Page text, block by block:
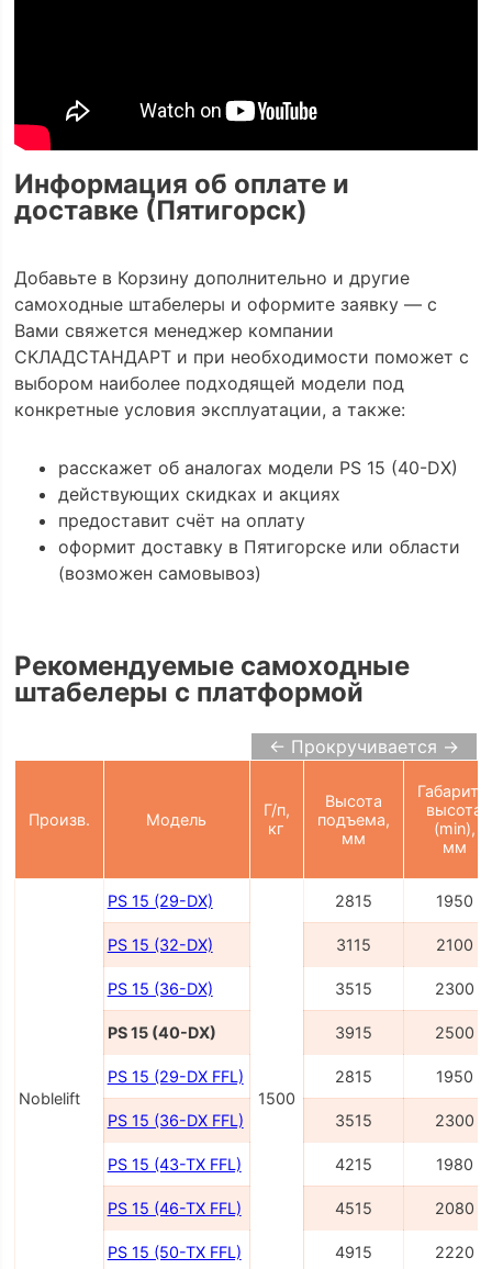
Информация об оплате и
доставке (Пятигорск)
Добавьте в Корзину дополнительно и другие
самоходные штабелеры и оформите заявку — с
Вами свяжется менеджер компании
СКЛАДСТАНДАРТ и при необходимости поможет с
выбором наиболее подходящей модели под
конкретные условия эксплуатации, а также:
расскажет об аналогах модели PS 15 (40-DX)
действующих скидках и акциях
предоставит счёт на оплату
оформит доставку в Пятигорске или области
(возможен самовывоз)
Рекомендуемые самоходные
штабелеры с платформой
← Прокручивается →
Произв. Модель
Г/п,
кг
Высота
подъема,
мм
Габаритн.
высота
(min),
мм
Noblelift
PS 15 (29-DX)
1500
2815 1950
PS 15 (32-DX) 3115 2100
PS 15 (36-DX) 3515 2300
PS 15 (40-DX) 3915 2500
PS 15 (29-DX FFL) 2815 1950
PS 15 (36-DX FFL) 3515 2300
PS 15 (43-TX FFL) 4215 1980
PS 15 (46-TX FFL) 4515 2080
PS 15 (50-TX FFL) 4915 2220